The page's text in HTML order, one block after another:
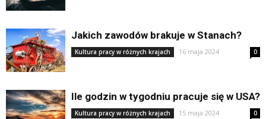
Jakich zawodów brakuje w Stanach?
Kultura pracy w różnych krajach 16 maja 2024 0
Ile godzin w tygodniu pracuje się w USA?
Kultura pracy w różnych krajach 15 maja 2024 0